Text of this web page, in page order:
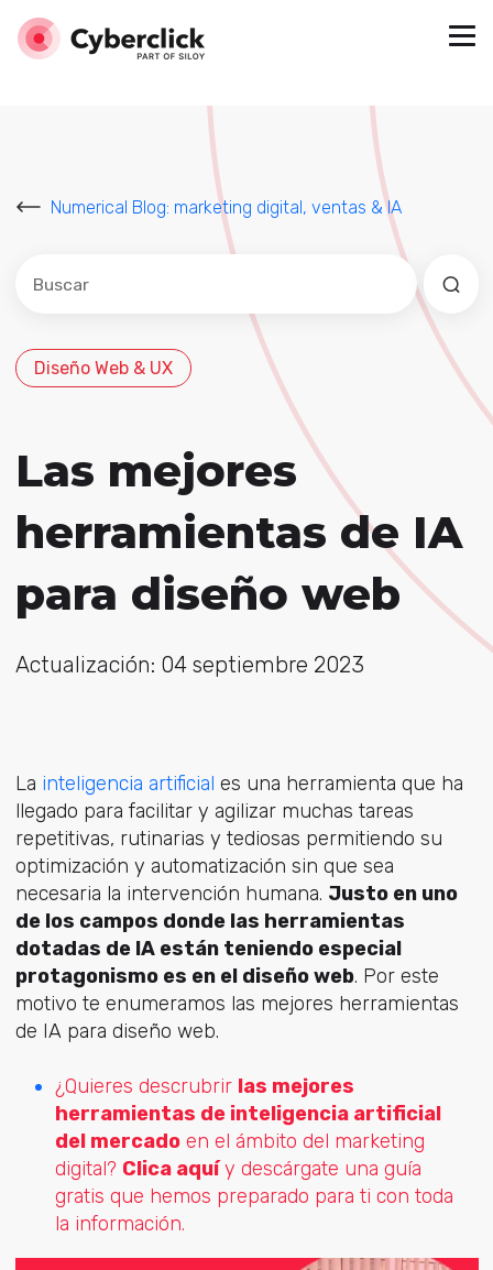
Numerical Blog: marketing digital, ventas & IA
Este es un campo de búsqueda con una función de
No hay sugerencias porque el campo de
Diseño Web & UX
Las mejores
herramientas de IA
para diseño web
Actualización: 04 septiembre 2023
La inteligencia artificial es una herramienta que ha
llegado para facilitar y agilizar muchas tareas
repetitivas, rutinarias y tediosas permitiendo su
optimización y automatización sin que sea
necesaria la intervención humana. Justo en uno
de los campos donde las herramientas
dotadas de IA están teniendo especial
protagonismo es en el diseño web. Por este
motivo te enumeramos las mejores herramientas
de IA para diseño web.
¿Quieres descrubrir las mejores
herramientas de inteligencia artificial
del mercadoen el ámbito del marketing
digital? Clica aquíy descárgate una guía
gratis que hemos preparado para ti con toda
la información.